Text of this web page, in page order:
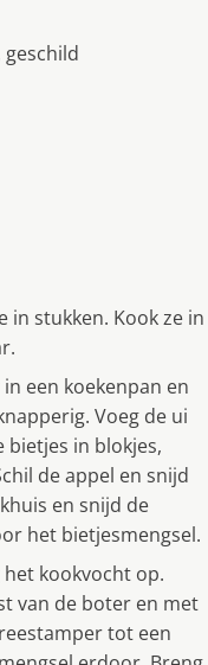
geschild
in stukken. Kook ze in
een koekenpan en
Voeg de ui
bietjes in blokjes,
de appel en snijd
en snijd de
het bietjesmengsel.
kookvocht op.
van de boter en met
tot een